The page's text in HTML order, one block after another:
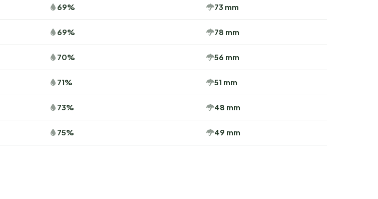
69% 73 mm
69% 78 mm
70% 56 mm
71% 51 mm
73% 48 mm
75% 49 mm